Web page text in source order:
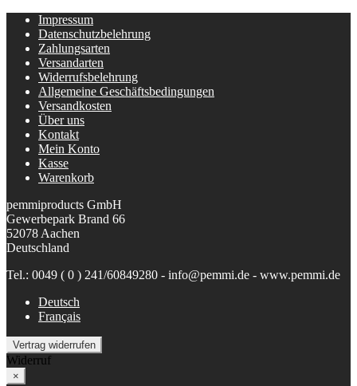
Impressum
Datenschutzbelehrung
Zahlungsarten
Versandarten
Widerrufsbelehrung
Allgemeine Geschäftsbedingungen
Versandkosten
Über uns
Kontakt
Mein Konto
Kasse
Warenkorb
pemmiproducts GmbH
Gewerbepark Brand 66
52078 Aachen
Deutschland
Tel.: 0049 ( 0 ) 241/60849280 - info@pemmi.de - www.pemmi.de
Deutsch
Français
Vertrag widerrufen
Widerruf
×